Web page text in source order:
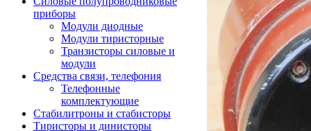
приборы
Модули диодные
Модули тиристорные
Транзисторы силовые и
модули
Средства связи, телефония
Телефонные
комплектующие
Стабилитроны и стабисторы
Тиристоры и динисторы